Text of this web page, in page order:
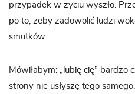
przypadek w życiu wyszło.
po to, żeby zadowolić ludzi
smutków.
Mówiłabym: „lubię cię”
strony nie usłyszę tego samego.